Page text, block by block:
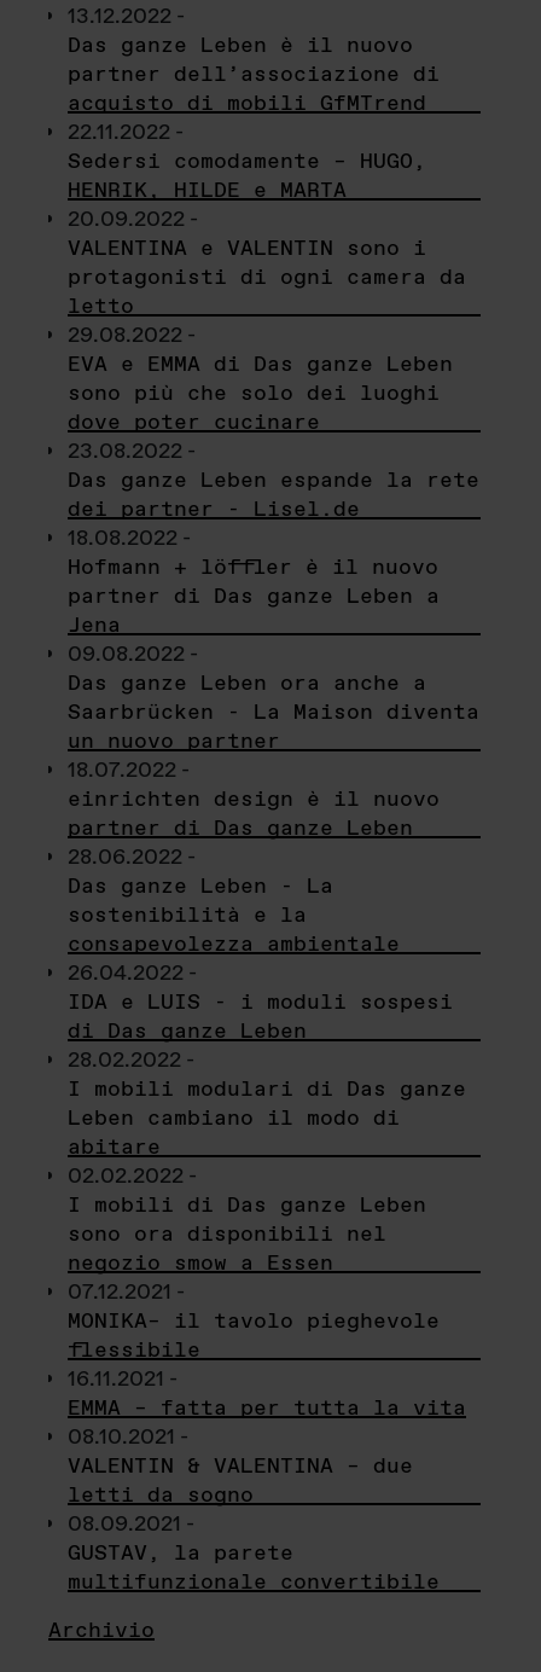
13.12.2022 -
Das ganze Leben è il nuovo
partner dell’associazione di
acquisto di mobili GfMTrend
22.11.2022 -
Sedersi comodamente – HUGO,
HENRIK, HILDE e MARTA
20.09.2022 -
VALENTINA e VALENTIN sono i
protagonisti di ogni camera da
letto
29.08.2022 -
EVA e EMMA di Das ganze Leben
sono più che solo dei luoghi
dove poter cucinare
23.08.2022 -
Das ganze Leben espande la rete
dei partner - Lisel.de
18.08.2022 -
Hofmann + löffler è il nuovo
partner di Das ganze Leben a
Jena
09.08.2022 -
Das ganze Leben ora anche a
Saarbrücken - La Maison diventa
un nuovo partner
18.07.2022 -
einrichten design è il nuovo
partner di Das ganze Leben
28.06.2022 -
Das ganze Leben - La
sostenibilità e la
consapevolezza ambientale
26.04.2022 -
IDA e LUIS - i moduli sospesi
di Das ganze Leben
28.02.2022 -
I mobili modulari di Das ganze
Leben cambiano il modo di
abitare
02.02.2022 -
I mobili di Das ganze Leben
sono ora disponibili nel
negozio smow a Essen
07.12.2021 -
MONIKA– il tavolo pieghevole
flessibile
16.11.2021 -
EMMA – fatta per tutta la vita
08.10.2021 -
VALENTIN & VALENTINA – due
letti da sogno
08.09.2021 -
GUSTAV, la parete
multifunzionale convertibile
Archivio